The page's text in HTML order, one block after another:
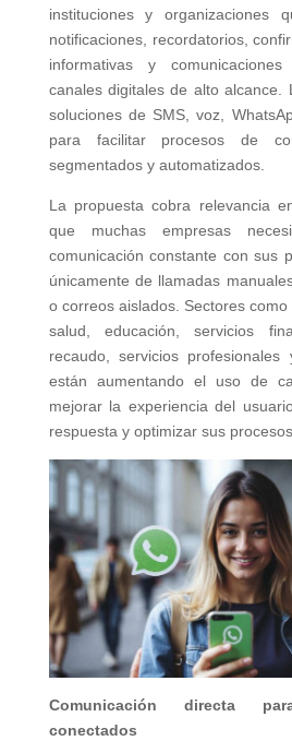
instituciones y organizaciones
notificaciones, recordatorios,
informativas y
canales digitales de alto alcance.
soluciones de SMS, voz,
para facilitar procesos de
segmentados y automatizados.
La propuesta cobra relevancia
que muchas empresas
comunicación constante con sus
únicamente de llamadas
o correos aislados. Sectores como
salud, educación, servicios
recaudo, servicios profesionales
están aumentando el uso de
mejorar la experiencia del
respuesta y optimizar sus
Comunicación directa
conectados